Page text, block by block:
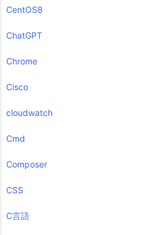
CentOS8
ChatGPT
Chrome
Cisco
cloudwatch
Cmd
Composer
CSS
C言語